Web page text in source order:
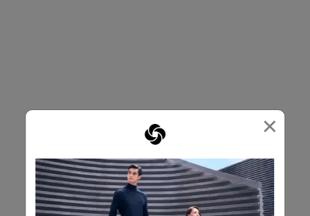
×